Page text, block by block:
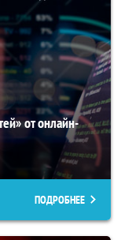
от онлайн-
ПОДРОБНЕЕ